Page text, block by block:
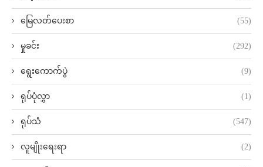
မြေလတ်ပေးစာ (55)
မှုခင်း (292)
ရွေးကောက်ပွဲ (9)
ရုပ်ပုံလွှာ (1)
ရုပ်သံ (547)
လူမျိုးရေးရာ (2)